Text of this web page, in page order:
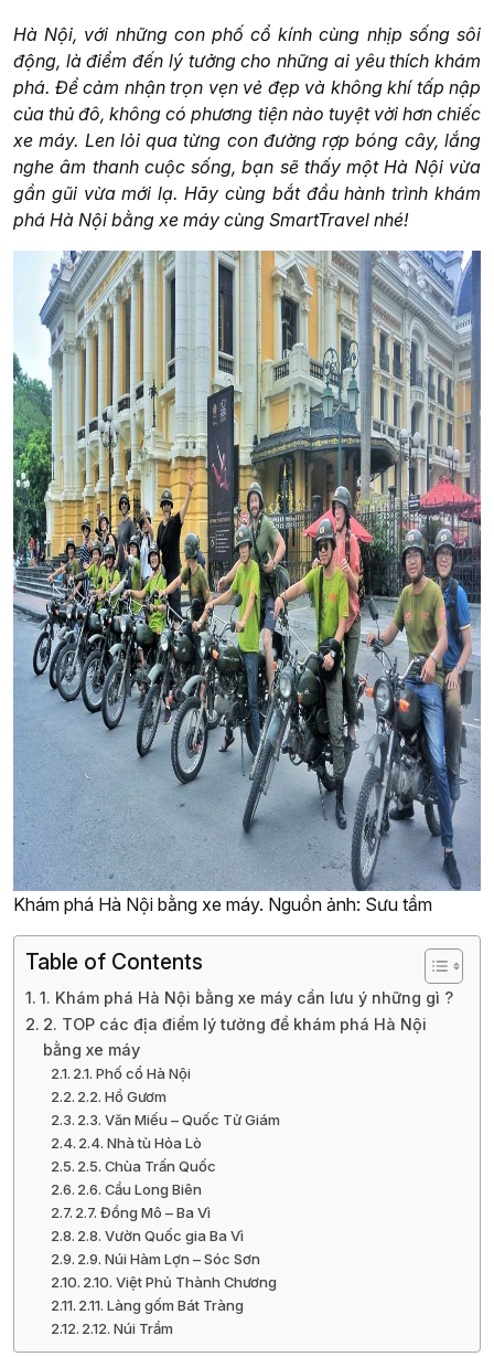
Hà Nội, với những con phố cổ kính cùng nhịp sống sôi
động, là điểm đến lý tưởng cho những ai yêu thích khám
phá. Để cảm nhận trọn vẹn vẻ đẹp và không khí tấp nập
của thủ đô, không có phương tiện nào tuyệt vời hơn chiếc
xe máy. Len lỏi qua từng con đường rợp bóng cây, lắng
nghe âm thanh cuộc sống, bạn sẽ thấy một Hà Nội vừa
gần gũi vừa mới lạ. Hãy cùng bắt đầu hành trình khám
phá Hà Nội bằng xe máy cùng SmartTravel nhé!
Khám phá Hà Nội bằng xe máy. Nguồn ảnh: Sưu tầm
Table of Contents
1. Khám phá Hà Nội bằng xe máy cần lưu ý những gì ?
2. TOP các địa điểm lý tưởng để khám phá Hà Nội
bằng xe máy
2.1. Phố cổ Hà Nội
2.2. Hồ Gươm
2.3. Văn Miếu – Quốc Tử Giám
2.4. Nhà tù Hỏa Lò
2.5. Chùa Trấn Quốc
2.6. Cầu Long Biên
2.7. Đồng Mô – Ba Vì
2.8. Vườn Quốc gia Ba Vì
2.9. Núi Hàm Lợn – Sóc Sơn
2.10. Việt Phủ Thành Chương
2.11. Làng gốm Bát Tràng
2.12. Núi Trầm